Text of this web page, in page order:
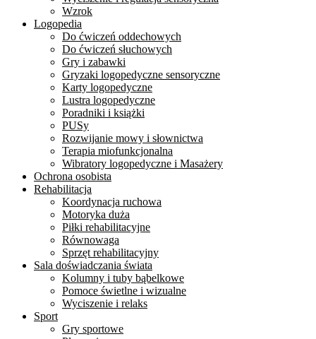
Wzrok
Logopedia
Do ćwiczeń oddechowych
Do ćwiczeń słuchowych
Gry i zabawki
Gryzaki logopedyczne sensoryczne
Karty logopedyczne
Lustra logopedyczne
Poradniki i książki
PUSy
Rozwijanie mowy i słownictwa
Terapia miofunkcjonalna
Wibratory logopedyczne i Masażery
Ochrona osobista
Rehabilitacja
Koordynacja ruchowa
Motoryka duża
Piłki rehabilitacyjne
Równowaga
Sprzęt rehabilitacyjny
Sala doświadczania świata
Kolumny i tuby bąbelkowe
Pomoce świetlne i wizualne
Wyciszenie i relaks
Sport
Gry sportowe